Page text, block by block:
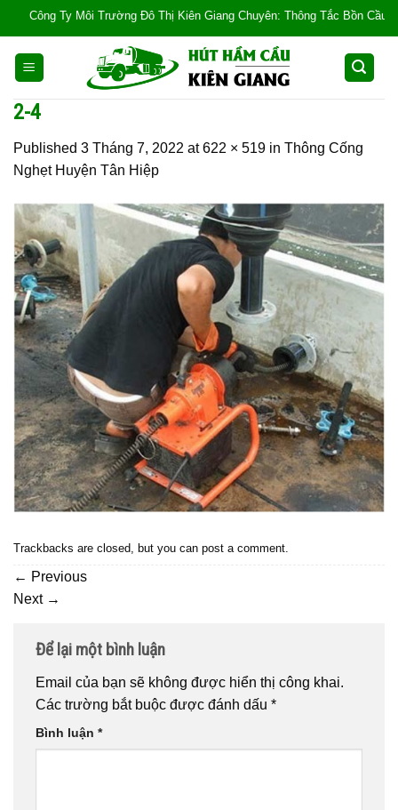
content
Công Ty Môi Trường Đô Thị Kiên Giang Chuyên: Thông Tắc Bồn Cầu,
2-4
Published 3 Tháng 7, 2022 at622 × 519 in Thông Cống
Nghẹt Huyện Tân Hiệp
Trackbacks are closed, but you can post a comment.
← Previous
Next →
Để lại một bình luận
Email của bạn sẽ không được hiển thị công khai.
Các trường bắt buộc được đánh dấu *
Bình luận *